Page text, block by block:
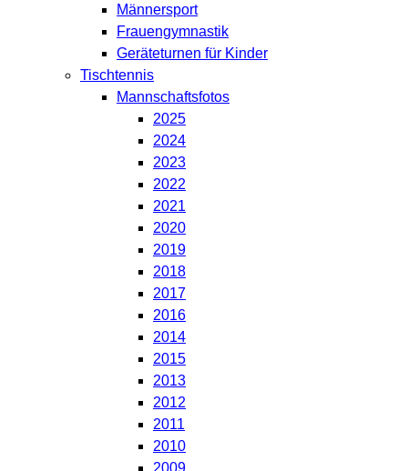
Männersport
Frauengymnastik
Geräteturnen für Kinder
Tischtennis
Mannschaftsfotos
2025
2024
2023
2022
2021
2020
2019
2018
2017
2016
2014
2015
2013
2012
2011
2010
2009